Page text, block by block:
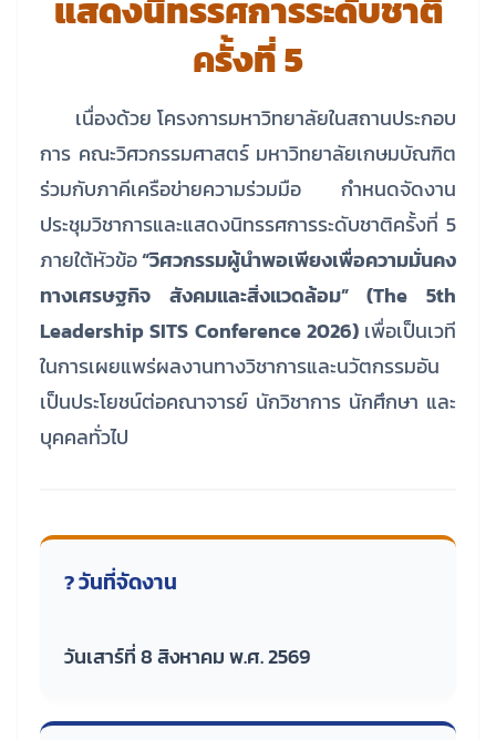
แสดงนิทรรศการระดับชาติ
ครั้งที่ 5
เนื่องด้วย โครงการมหาวิทยาลัยในสถานประกอบ
การ คณะวิศวกรรมศาสตร์ มหาวิทยาลัยเกษมบัณฑิต
ร่วมกับภาคีเครือข่ายความร่วมมือ กำหนดจัดงาน
ประชุมวิชาการและแสดงนิทรรศการระดับชาติครั้งที่ 5
ภายใต้หัวข้อ“วิศวกรรมผู้นำพอเพียงเพื่อความมั่นคง
ทางเศรษฐกิจ สังคมและสิ่งแวดล้อม” (The 5th
Leadership SITS Conference 2026)เพื่อเป็นเวที
ในการเผยแพร่ผลงานทางวิชาการและนวัตกรรมอัน
เป็นประโยชน์ต่อคณาจารย์ นักวิชาการ นักศึกษา และ
บุคคลทั่วไป
? วันที่จัดงาน
วันเสาร์ที่ 8 สิงหาคม พ.ศ. 2569